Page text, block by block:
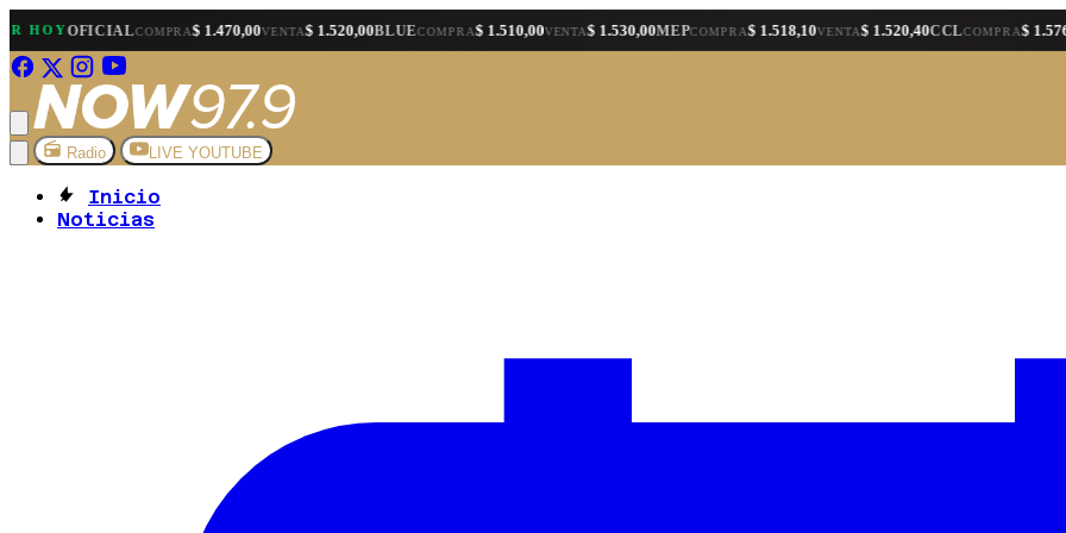
OFICIALCOMPRA $ 1.470,00VENTA$ 1.520,00BLUECOMPRA$ 1.510,00VENTA$ 1.530,00MEPCOMPRA$ 1.518,10VENTA$ 1.520,40CCLCOMPRA$ 1.576,30
Radio LIVE YOUTUBE
Inicio
Noticias